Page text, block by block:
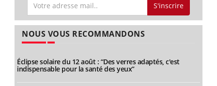
S'inscrire
NOUS VOUS RECOMMANDONS
Éclipse solaire du 12 août : “Des verres adaptés, c'est
indispensable pour la santé des yeux”